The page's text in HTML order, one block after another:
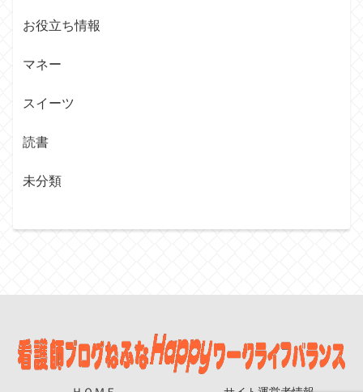
お役立ち情報
マネー
スイーツ
読書
未分類